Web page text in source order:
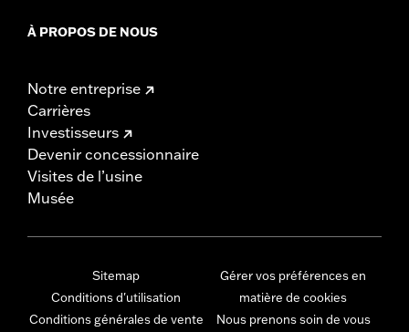
À PROPOS DE NOUS
Notre entreprise
Carrières
Investisseurs
Devenir concessionnaire
Visites de l’usine
Musée
Sitemap
Conditions d'utilisation
Conditions générales de vente
Gérer vos préférences en
matière de cookies
Nous prenons soin de vous